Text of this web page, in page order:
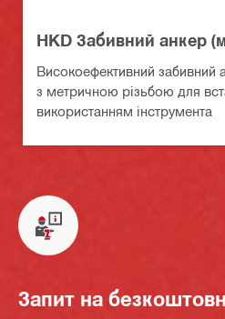
HKD Забивний анкер
Високоефективний забивний
з метричною різьбою для
використанням інструмента
Запит на